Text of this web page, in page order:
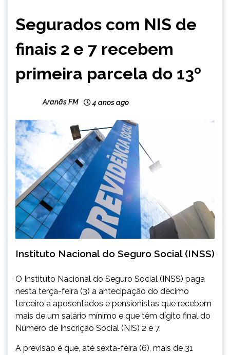
NOTÍCIAS
Segurados com NIS de
finais 2 e 7 recebem
primeira parcela do 13º
Aranãs FM 4 anos ago
Instituto Nacional do Seguro Social (INSS)
O Instituto Nacional do Seguro Social (INSS) paga
nesta terça-feira (3) a antecipação do décimo
terceiro a aposentados e pensionistas que recebem
mais de um salário mínimo e que têm dígito final do
Número de Inscrição Social (NIS) 2 e 7.
A previsão é que, até sexta-feira (6), mais de 31